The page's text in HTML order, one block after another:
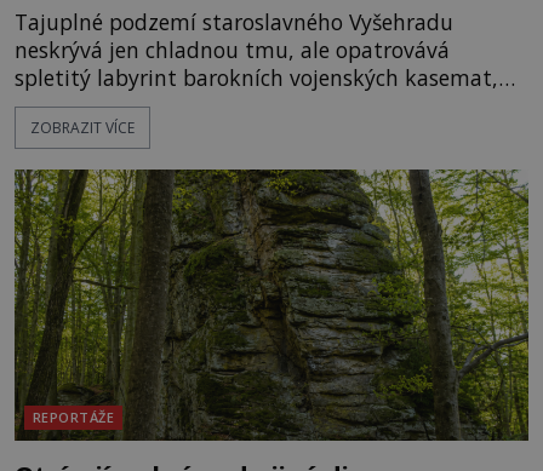
Tajuplné podzemí staroslavného Vyšehradu
neskrývá jen chladnou tmu, ale opatrovává
spletitý labyrint barokních vojenských kasemat,
zapomenuté chrámy a vzácné národní poklady.
Hluboko uvnitř mohutné skály nad řekou Vltavou
vyhýbá shonu moderní metropole. Místo, ke
kterému se vážou nejstarší české mýty, ve svých
temných útrobách střeží monumentální
ZOBRAZIT VÍCE
REPORTÁŽE